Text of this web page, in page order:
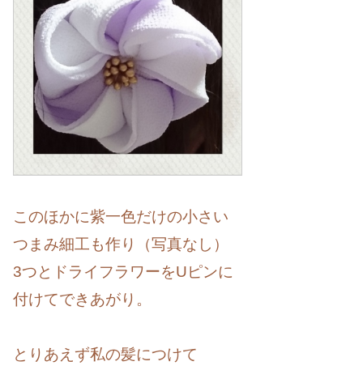
このほかに紫一色だけの小さい
つまみ細工も作り（写真なし）
3つとドライフラワーをUピンに
付けてできあがり。
とりあえず私の髪につけて